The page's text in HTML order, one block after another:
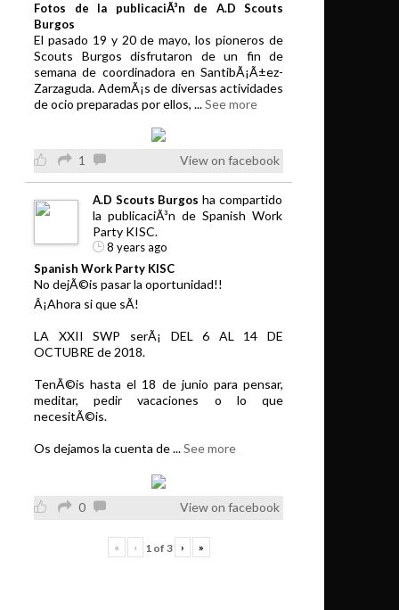
Fotos de la publicaciÃ³n de A.D Scouts
Burgos
El pasado 19 y 20 de mayo, los pioneros de
Scouts Burgos disfrutaron de un fin de
semana de coordinadora en SantibÃ¡Ã±ez-
Zarzaguda. AdemÃ¡s de diversas actividades
de ocio preparadas por ellos, ...See more
1 View on facebook
A.D Scouts Burgos ha compartido
la publicaciÃ³n de Spanish Work
Party KISC.
8 years ago
Spanish Work Party KISC
No dejÃ©is pasar la oportunidad!!
Â¡Ahora si que sÃ­!
LA XXII SWP serÃ¡ DEL 6 AL 14 DE
OCTUBRE de 2018.
TenÃ©is hasta el 18 de junio para pensar,
meditar, pedir vacaciones o lo que
necesitÃ©is.
Os dejamos la cuenta de...See more
0 View on facebook
« ‹ 1 of 3 › »